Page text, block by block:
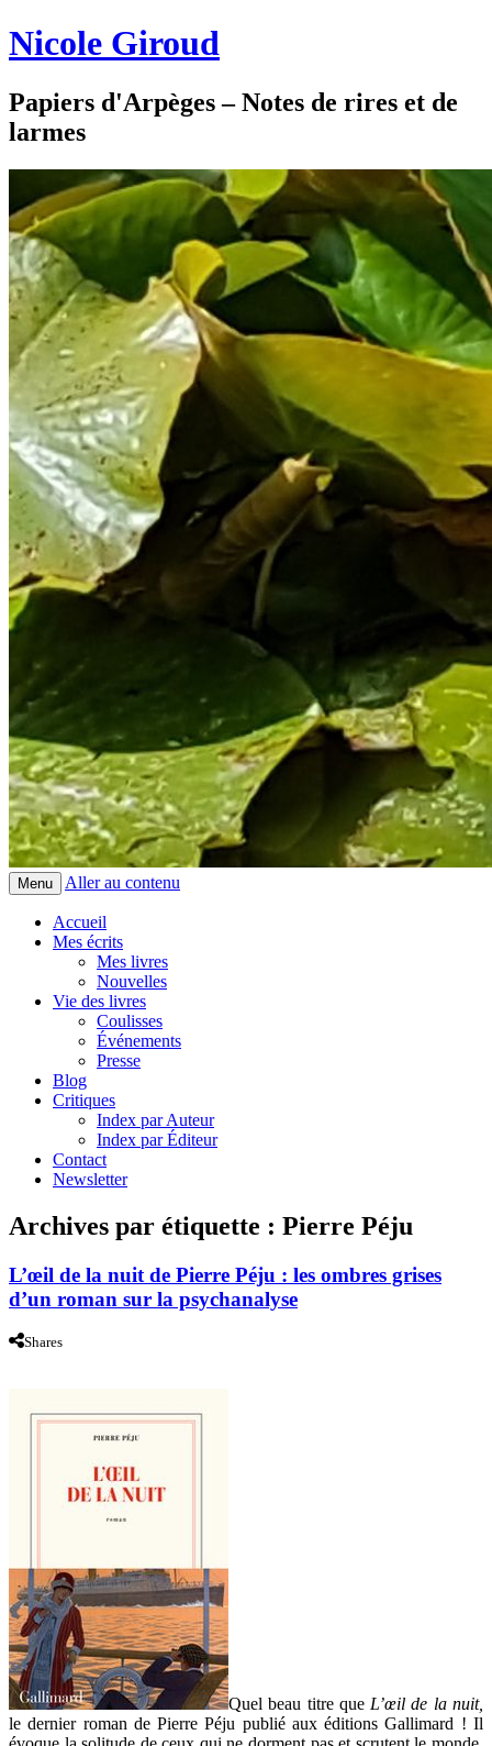
Nicole Giroud
Papiers d'Arpèges – Notes de rires et de
larmes
Menu Aller au contenu
Accueil
Mes écrits
Mes livres
Nouvelles
Vie des livres
Coulisses
Événements
Presse
Blog
Critiques
Index par Auteur
Index par Éditeur
Contact
Newsletter
Archives par étiquette : Pierre Péju
L’œil de la nuit de Pierre Péju : les ombres grises
d’un roman sur la psychanalyse
Shares
Quel beau titre que L’œil de la nuit,
le dernier roman de Pierre Péju publié aux éditions Gallimard ! Il